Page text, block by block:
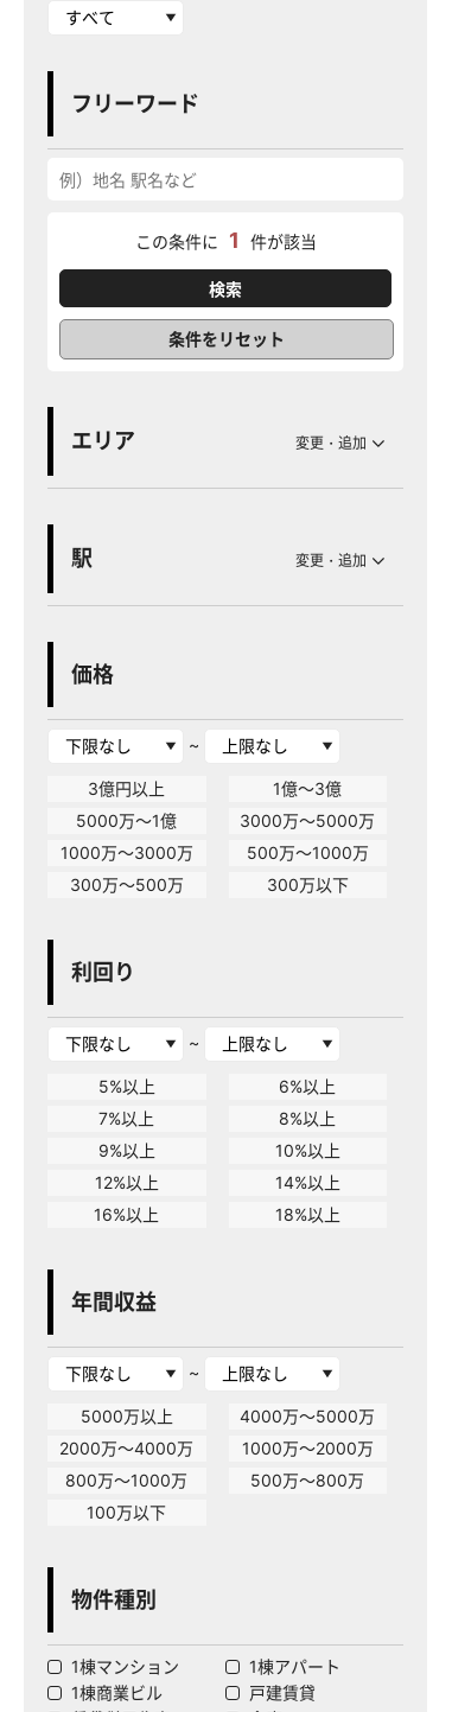
フリーワード
この条件に 1 件が該当
条件をリセット
エリア 変更・追加
駅 変更・追加
価格
~
3億円以上
1億～3億
5000万～1億
3000万～5000万
1000万～3000万
500万～1000万
300万～500万
300万以下
利回り
~
5%以上
6%以上
7%以上
8%以上
9%以上
10%以上
12%以上
14%以上
16%以上
18%以上
年間収益
~
5000万以上
4000万～5000万
2000万～4000万
1000万～2000万
800万～1000万
500万～800万
100万以下
物件種別
1棟マンション
1棟アパート
1棟商業ビル
戸建賃貸